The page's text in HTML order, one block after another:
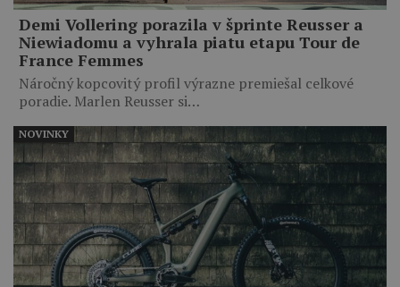
Demi Vollering porazila v šprinte Reusser a
Niewiadomu a vyhrala piatu etapu Tour de
France Femmes
Náročný kopcovitý profil výrazne premiešal celkové
poradie. Marlen Reusser si…
NOVINKY